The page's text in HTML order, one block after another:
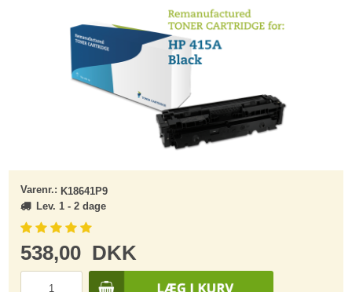
Varenr.: K18641P9
Lev. 1 - 2 dage
538,00 DKK